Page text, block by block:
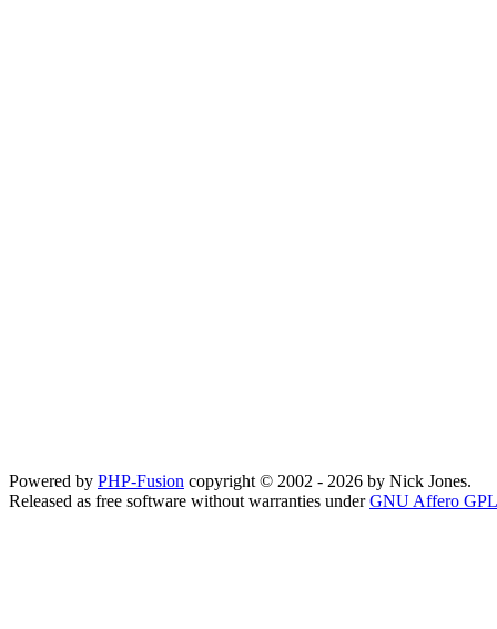
Powered by PHP-Fusion copyright © 2002 - 2026 by Nick Jones.
Released as free software without warranties underGNU Affero GPL